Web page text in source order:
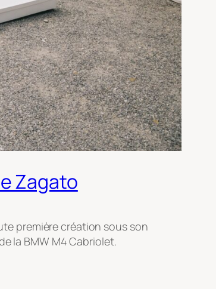
Zagato
première création sous son
la BMW M4 Cabriolet.